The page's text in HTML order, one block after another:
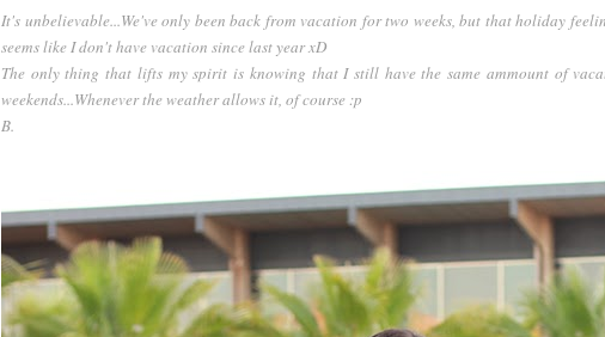
It's unbelievable...We've only been back from vacation for two weeks, but that holiday
seems like I don't have vacation since last year xD
The only thing that lifts my spirit is knowing that I still have the same ammount of
weekends...Whenever the weather allows it, of course :p
B.